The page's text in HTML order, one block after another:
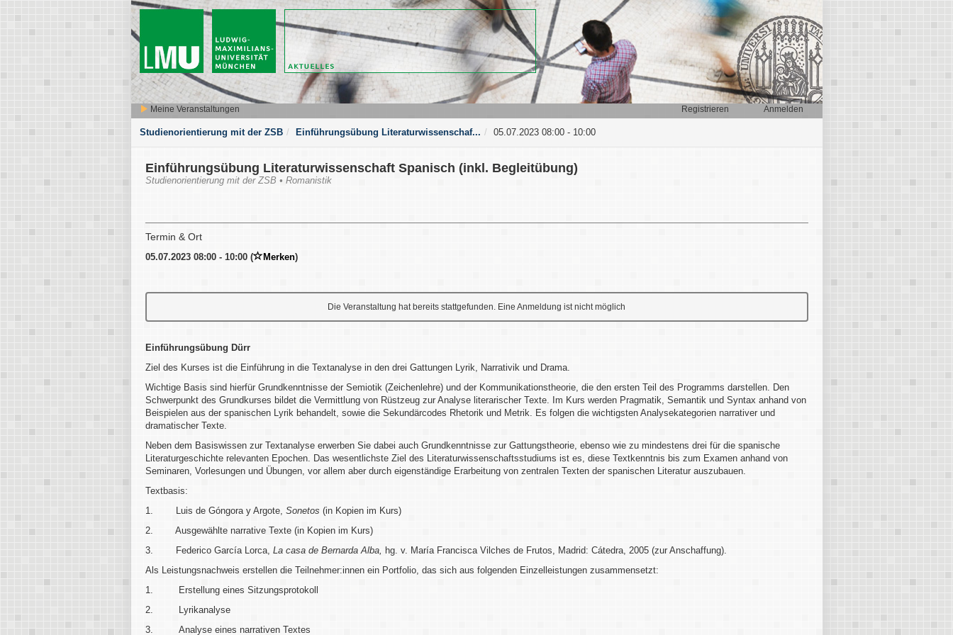
Meine Veranstaltungen Anmelden
Registrieren
Studienorientierung mit der ZSB Einführungsübung Literaturwissenschaf... 05.07.2023 08:00 - 10:00
Einführungsübung Literaturwissenschaft Spanisch (inkl. Begleitübung)
Studienorientierung mit der ZSB • Romanistik
Termin & Ort
05.07.2023 08:00 - 10:00 ( Merken)
Die Veranstaltung hat bereits stattgefunden. Eine Anmeldung ist nicht möglich
Einführungsübung Dürr
Ziel des Kurses ist die Einführung in die Textanalyse in den drei Gattungen Lyrik, Narrativik und Drama.
Wichtige Basis sind hierfür Grundkenntnisse der Semiotik (Zeichenlehre) und der Kommunikationstheorie, die den ersten Teil des Programms darstellen. Den
Schwerpunkt des Grundkurses bildet die Vermittlung von Rüstzeug zur Analyse literarischer Texte. Im Kurs werden Pragmatik, Semantik und Syntax anhand von
Beispielen aus der spanischen Lyrik behandelt, sowie die Sekundärcodes Rhetorik und Metrik. Es folgen die wichtigsten Analysekategorien narrativer und
dramatischer Texte.
Neben dem Basiswissen zur Textanalyse erwerben Sie dabei auch Grundkenntnisse zur Gattungstheorie, ebenso wie zu mindestens drei für die spanische
Literaturgeschichte relevanten Epochen. Das wesentlichste Ziel des Literaturwissenschaftsstudiums ist es, diese Textkenntnis bis zum Examen anhand von
Seminaren, Vorlesungen und Übungen, vor allem aber durch eigenständige Erarbeitung von zentralen Texten der spanischen Literatur auszubauen.
Textbasis:
1. Luis de Góngora y Argote, Sonetos (in Kopien im Kurs)
2. Ausgewählte narrative Texte (in Kopien im Kurs)
3.
Federico García Lorca, La casa de Bernarda Alba, hg. v. María Francisca Vilches de Frutos, Madrid: Cátedra, 2005 (zur Anschaffung).
Als Leistungsnachweis erstellen die Teilnehmer:innen ein Portfolio, das sich aus folgenden Einzelleistungen zusammensetzt:
1. Erstellung eines Sitzungsprotokoll
2. Lyrikanalyse
3. Analyse eines narrativen Textes